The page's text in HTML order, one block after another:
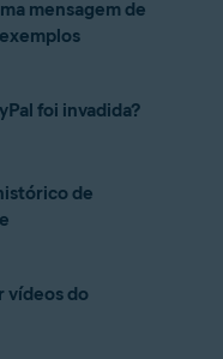
mensagem de
foi invadida?
de
vídeos do